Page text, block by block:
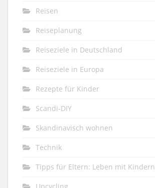
Reisen
Reiseplanung
Reiseziele in Deutschland
Reiseziele in Europa
Rezepte für Kinder
Scandi-DIY
Skandinavisch wohnen
Technik
Tipps für Eltern: Leben mit Kindern